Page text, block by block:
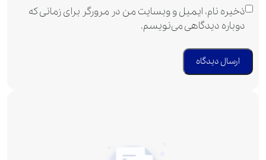
ذخیره نام، ایمیل و وبسایت من در مرورگر برای زمانی که
دوباره دیدگاهی می‌نویسم.